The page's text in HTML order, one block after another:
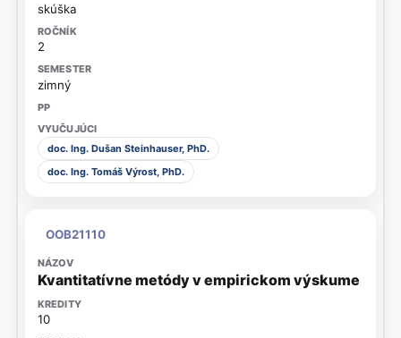
skúška
2
zimný
doc. Ing. Dušan Steinhauser, PhD.
doc. Ing. Tomáš Výrost, PhD.
OOB21110
Kvantitatívne metódy v empirickom výskume
10